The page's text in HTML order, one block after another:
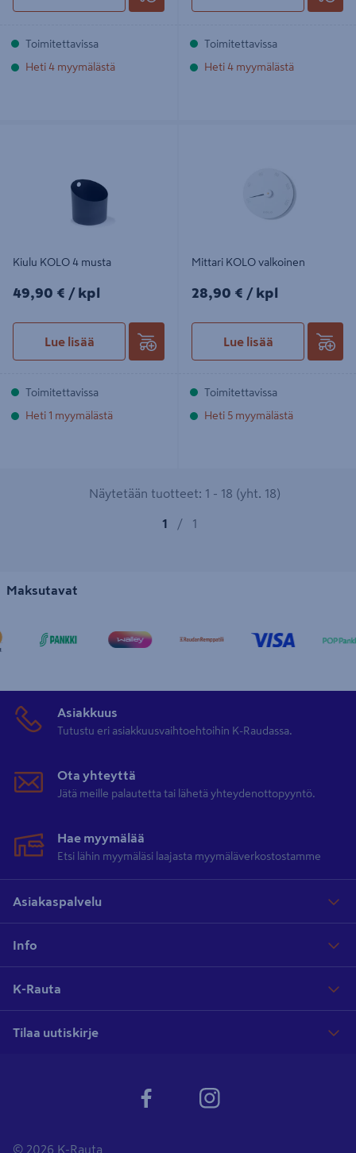
Toimitettavissa
Heti 4 myymälästä
Toimitettavissa
Heti 4 myymälästä
Kiulu KOLO 4 musta
49,90€/kpl
49,90 € / kpl
Lue lisää
Toimitettavissa
Heti 1 myymälästä
Mittari KOLO valkoinen
28,90€/kpl
28,90 € / kpl
Lue lisää
Toimitettavissa
Heti 5 myymälästä
Näytetään tuotteet: 1 - 18 (yht. 18)
1 / 1
Maksutavat
Asiakkuus
Tutustu eri asiakkuusvaihtoehtoihin K-Raudassa.
Ota yhteyttä
Jätä meille palautetta tai lähetä yhteydenottopyyntö.
Hae myymälää
Etsi lähin myymäläsi laajasta myymäläverkostostamme
Asiakaspalvelu
Info
K-Rauta
Tilaa uutiskirje
© 2026 K-Rauta